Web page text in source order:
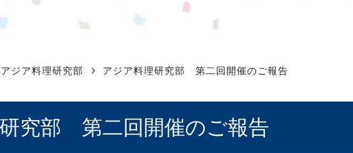
部 青年倶楽部
温泉探求部 エンタ
健康麻雀俱楽部
ジア料理研究部 アジア料理研究部 第二回開催のご報告
究部 第二回開催のご報告